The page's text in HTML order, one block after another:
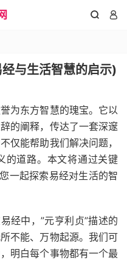
 
与生活智慧的启示)
为东方智慧的瑰宝。它以
的阐释，传达了一套深邃
仅能帮助我们解决问题，
的道路。本文将通过关键
一起探索易经对生活的智
经中，”元亨利贞”描述的
不能、万物起源。我们可
明白每个事物都有一个最